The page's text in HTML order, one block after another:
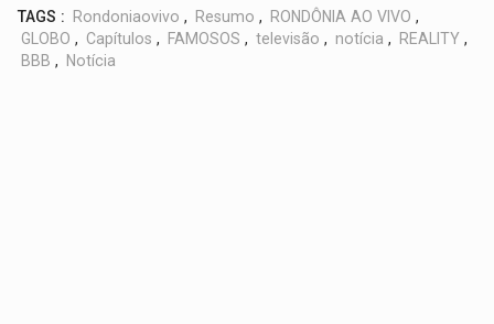
TAGS : Rondoniaovivo , Resumo , RONDÔNIA AO VIVO ,
GLOBO , Capítulos , FAMOSOS , televisão , notícia , REALITY ,
BBB , Notícia